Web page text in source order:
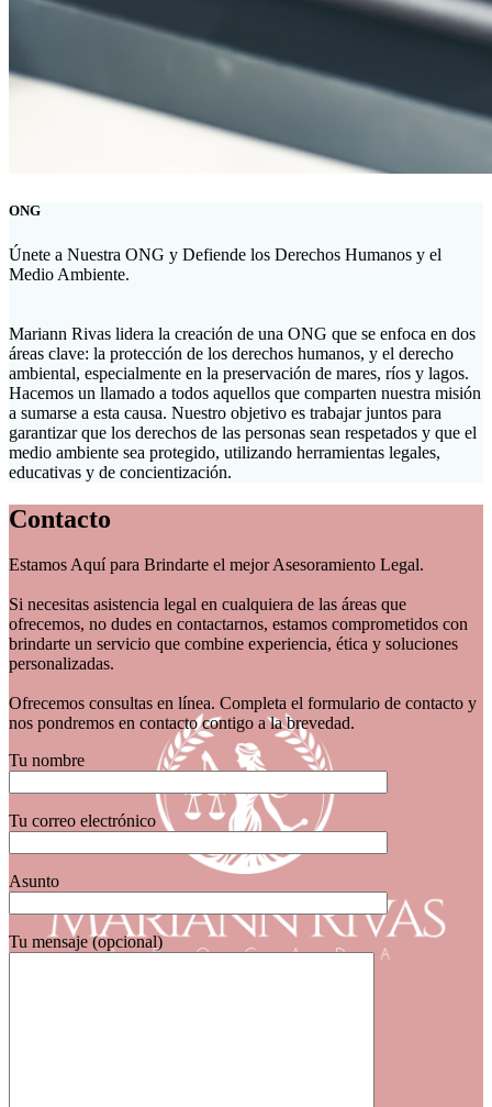
ONG
Únete a Nuestra ONG y Defiende los Derechos Humanos y el
Medio Ambiente.
Mariann Rivas lidera la creación de una ONG que se enfoca en dos
áreas clave: la protección de los derechos humanos, y el derecho
ambiental, especialmente en la preservación de mares, ríos y lagos.
Hacemos un llamado a todos aquellos que comparten nuestra misión
a sumarse a esta causa. Nuestro objetivo es trabajar juntos para
garantizar que los derechos de las personas sean respetados y que el
medio ambiente sea protegido, utilizando herramientas legales,
educativas y de concientización.
Contacto
Estamos Aquí para Brindarte el mejor Asesoramiento Legal.
Si necesitas asistencia legal en cualquiera de las áreas que
ofrecemos, no dudes en contactarnos, estamos comprometidos con
brindarte un servicio que combine experiencia, ética y soluciones
personalizadas.
Ofrecemos consultas en línea. Completa el formulario de contacto y
nos pondremos en contacto contigo a la brevedad.
Tu nombre
Tu correo electrónico
Asunto
Tu mensaje (opcional)